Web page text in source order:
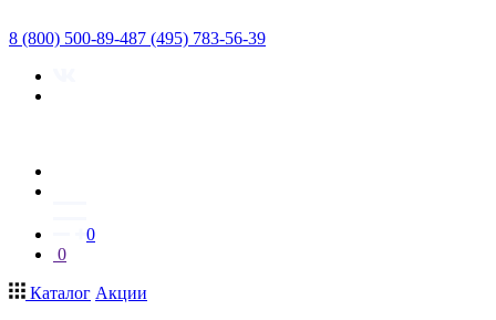
8 (800) 500-89-487 (495) 783-56-39
0
0
Каталог Акции